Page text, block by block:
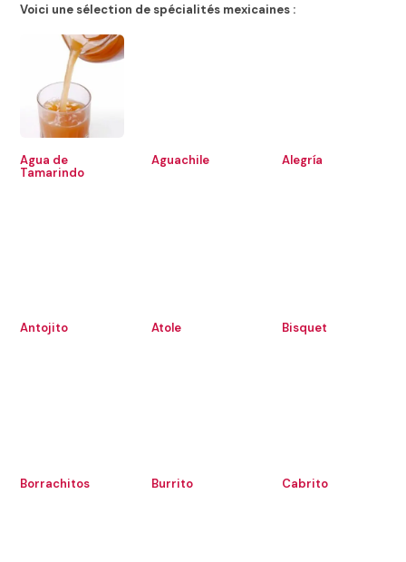
Voici une sélection de spécialités mexicaines :
Agua de
Tamarindo
Aguachile Alegría
Antojito Atole Bisquet
Borrachitos Burrito Cabrito